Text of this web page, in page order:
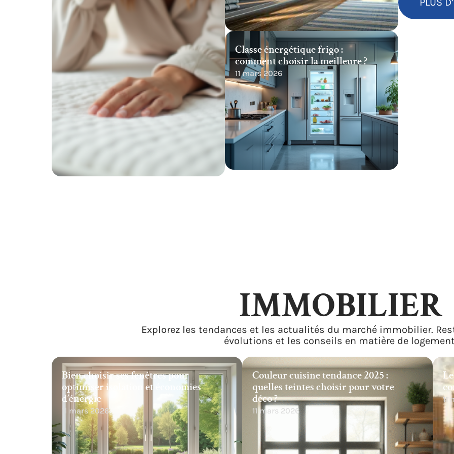
Classe énergétique frigo :
comment choisir la meilleure ?
11 mars 2026
IMMOBILIER
Explorez les tendances et les actualités du marché immobilier.
évolutions et les conseils en matière de
Bien choisir ses fenêtres pour
optimiser isolation et économies
d’énergie
11 mars 2026
Couleur cuisine tendance 2025 :
quelles teintes choisir pour votre
déco ?
11 mars 2026
11